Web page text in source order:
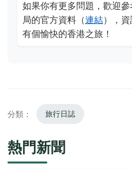
如果你有更多問題，歡迎
局的官方資料（連結），
有個愉快的香港之旅！
分類： 旅行日誌
熱門新聞